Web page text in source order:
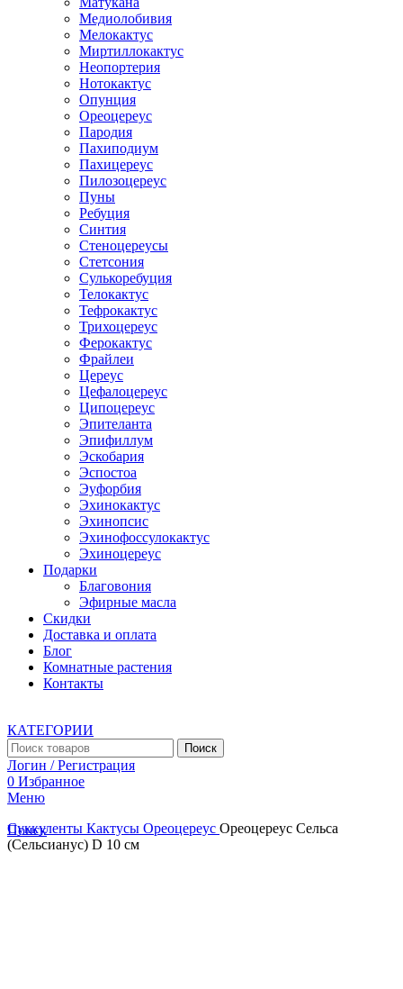
Медиолобивия
Мелокактус
Миртиллокактус
Неопортерия
Нотокактус
Опунция
Ореоцереус
Пародия
Пахиподиум
Пахицереус
Пилозоцереус
Пуны
Ребуция
Синтия
Стеноцереусы
Стетсония
Сулькоребуция
Телокактус
Тефрокактус
Трихоцереус
Ферокактус
Фрайлеи
Цереус
Цефалоцереус
Ципоцереус
Эпителанта
Эпифиллум
Эскобария
Эспостоа
Эуфорбия
Эхинокактус
Эхинопсис
Эхинофоссулокактус
Эхиноцереус
Подарки
Благовония
Эфирные масла
Скидки
Доставка и оплата
Блог
Комнатные растения
Контакты
КАТЕГОРИИ
Поиск
Логин / Регистрация
0 Избранное
Меню
Поиск
Суккуленты Кактусы Ореоцереус Ореоцереус Сельса
(Сельсианус) D 10 см